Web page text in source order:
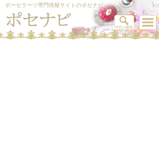
ポーセラーツ専門情報サイトのポセナビ